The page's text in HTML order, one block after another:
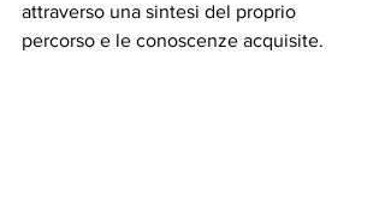
attraverso una sintesi del proprio
percorso e le conoscenze acquisite.